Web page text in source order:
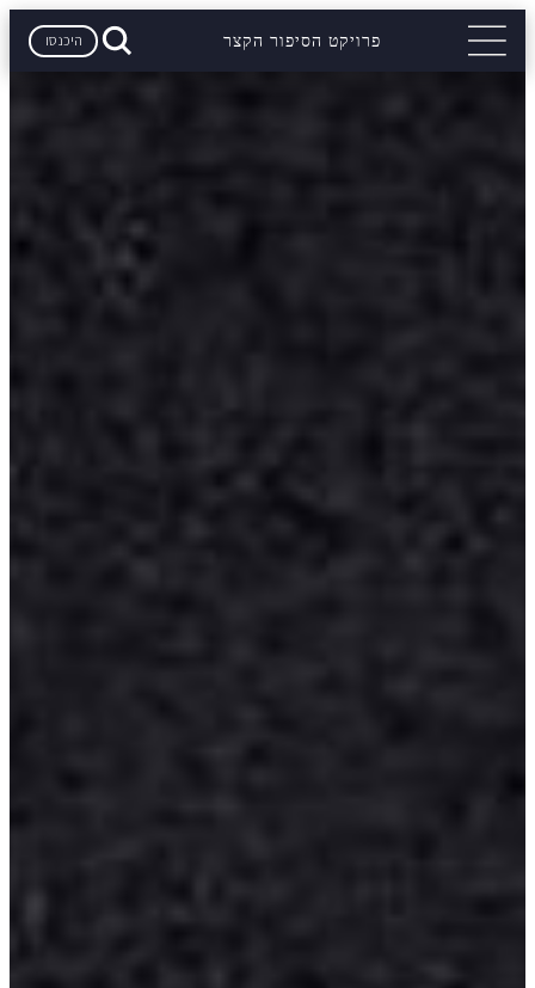
פרויקט הסיפור הקצר היכנסו